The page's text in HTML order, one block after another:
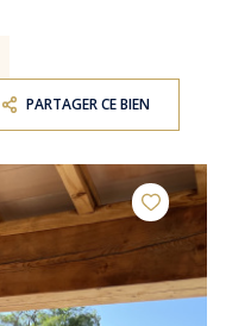
PARTAGER CE BIEN